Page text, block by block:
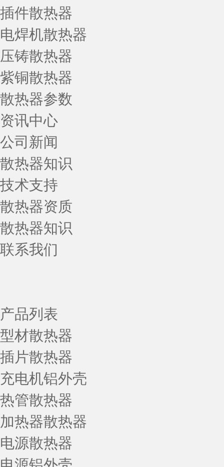
插件散热器
电焊机散热器
压铸散热器
紫铜散热器
散热器参数
资讯中心
公司新闻
散热器知识
技术支持
散热器资质
散热器知识
联系我们
产品列表
型材散热器
插片散热器
充电机铝外壳
热管散热器
加热器散热器
电源散热器